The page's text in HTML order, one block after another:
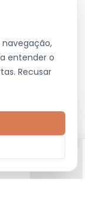
navegação,
entender o
Recusar